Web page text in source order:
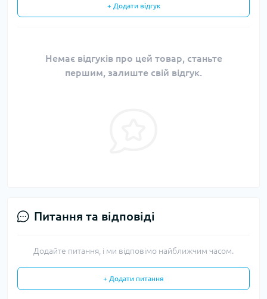
+ Додати відгук
Немає відгуків про цей товар, станьте
першим, залиште свій відгук.
Питання та відповіді
Додайте питання, і ми відповімо найближчим часом.
+ Додати питання